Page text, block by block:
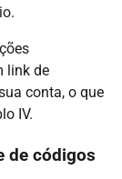
link de
conta, o que
IV.
de códigos